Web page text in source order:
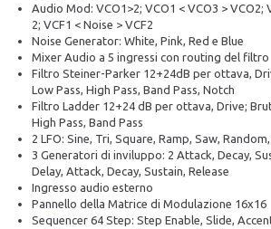
Audio Mod: VCO1>2; VCO1 < VCO3 > VCO2;
2; VCF1 < Noise > VCF2
Noise Generator: White, Pink, Red e Blue
Mixer Audio a 5 ingressi con routing del filtro
Filtro Steiner-Parker 12+24dB per ottava,
Low Pass, High Pass, Band Pass, Notch
Filtro Ladder 12+24 dB per ottava, Drive;
High Pass, Band Pass
2 LFO: Sine, Tri, Square, Ramp, Saw,
3 Generatori di inviluppo: 2 Attack, Decay,
Delay, Attack, Decay, Sustain, Release
Ingresso audio esterno
Pannello della Matrice di Modulazione 16x16
Sequencer 64 Step: Step Enable, Slide,